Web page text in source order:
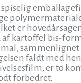
spiselig
er
kartoffel bis-
sammenlignet
faldt med
er to
forbedret.